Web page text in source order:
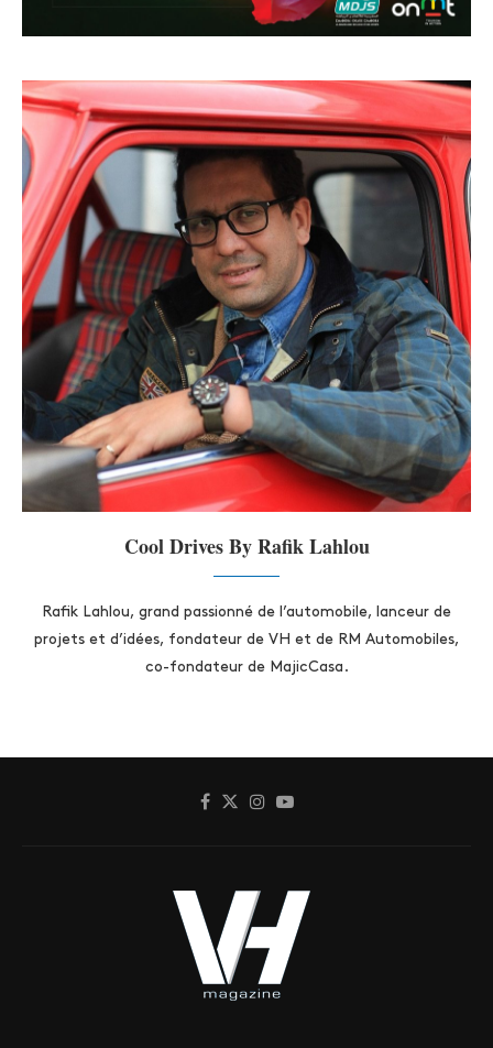
Cool Drives By Rafik Lahlou
Rafik Lahlou, grand passionné de l’automobile, lanceur de
projets et d’idées, fondateur de VH et de RM Automobiles,
co-fondateur de MajicCasa.